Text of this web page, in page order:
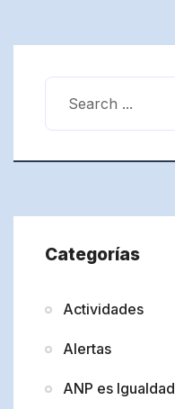
Categorías
Actividades
Alertas
ANP es Igualdad